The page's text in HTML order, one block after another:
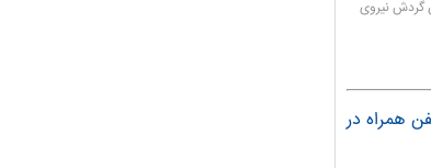
گردش نیروی
همراه در